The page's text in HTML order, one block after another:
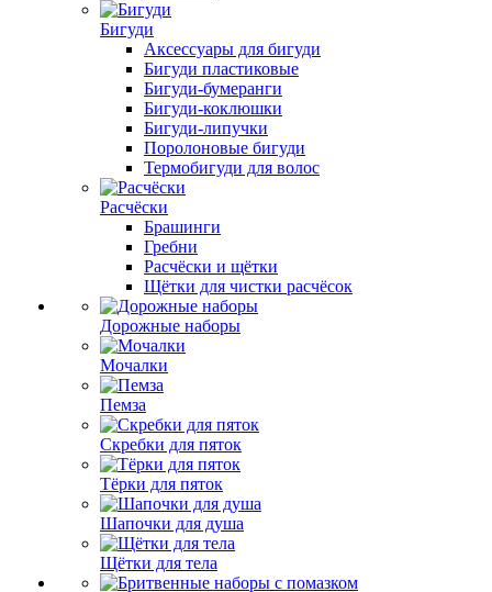
Бигуди
Аксессуары для бигуди
Бигуди пластиковые
Бигуди-бумеранги
Бигуди-коклюшки
Бигуди-липучки
Поролоновые бигуди
Термобигуди для волос
Расчёски
Брашинги
Гребни
Расчёски и щётки
Щётки для чистки расчёсок
Дорожные наборы
Мочалки
Пемза
Скребки для пяток
Тёрки для пяток
Шапочки для душа
Щётки для тела